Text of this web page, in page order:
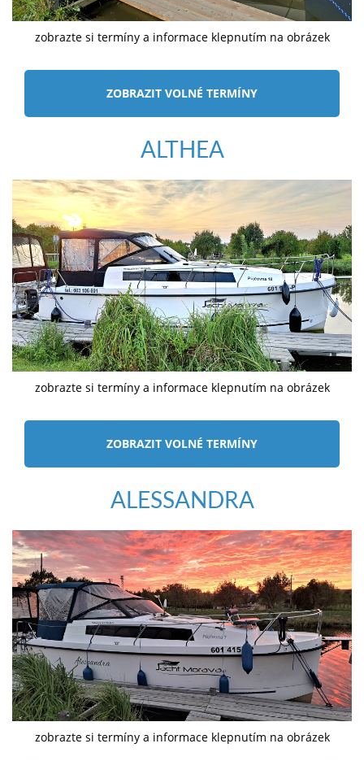
zobrazte si termíny a informace klepnutím na obrázek
ZOBRAZIT VOLNÉ TERMÍNY
ALTHEA
zobrazte si termíny a informace klepnutím na obrázek
ZOBRAZIT VOLNÉ TERMÍNY
ALESSANDRA
zobrazte si termíny a informace klepnutím na obrázek